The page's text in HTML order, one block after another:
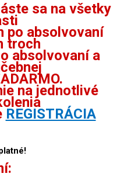
sa na všetky
po absolvovaní
troch
absolvovaní a
na jednotlivé
REGISTRÁCIA